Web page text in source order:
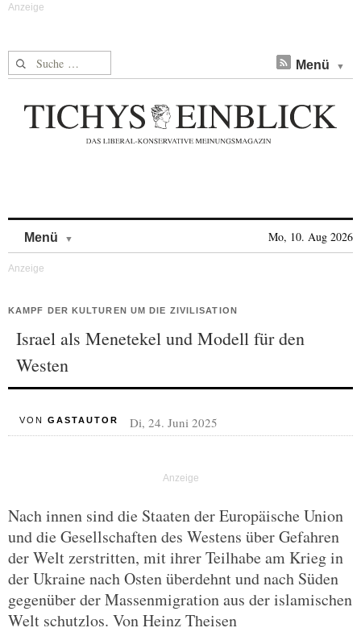
Suche nach: Menü
Menü Mo, 10. Aug 2026
KAMPF DER KULTUREN UM DIE ZIVILISATION
Israel als Menetekel und Modell für den
Westen
VON GASTAUTOR Di, 24. Juni 2025
Nach innen sind die Staaten der Europäische Union
und die Gesellschaften des Westens über Gefahren
der Welt zerstritten, mit ihrer Teilhabe am Krieg in
der Ukraine nach Osten überdehnt und nach Süden
gegenüber der Massenmigration aus der islamischen
Welt schutzlos. Von Heinz Theisen